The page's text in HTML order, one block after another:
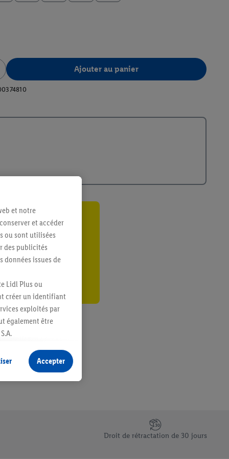
Ajouter au panier
Droit de rétractation de 30 jours
et notre
et accéder
ou sont utilisées
des publicités
données issues de
Lidl Plus ou
créer un identifiant
exploités par
également être
sans procéder à
terminaux ou
échéant, d’autres
En cliquant sur
de plus amples
Accepter